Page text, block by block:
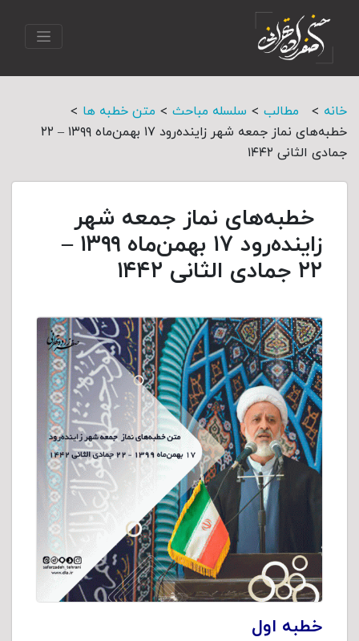
خانه > مطالب > سلسله مباحث > متن خطبه ها >
خطبه‌های نماز جمعه شهر زاینده‌رود ۱۷ بهمن‌‌ماه ۱۳۹۹ – ۲۲
جمادی الثانی ۱۴۴۲
خطبه‌های نماز جمعه شهر
زاینده‌رود ۱۷ بهمن‌‌ماه ۱۳۹۹ –
۲۲ جمادی الثانی ۱۴۴۲
خطبه اول